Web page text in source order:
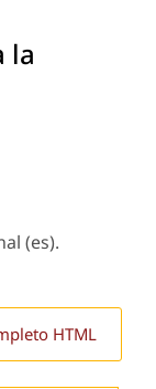
la
(es).
HTML